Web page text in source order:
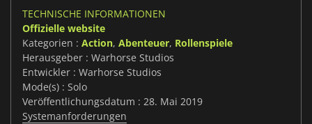
TECHNISCHE INFORMATIONEN
Offizielle website
Kategorien : Action, Abenteuer, Rollenspiele
Herausgeber : Warhorse Studios
Entwickler : Warhorse Studios
Mode(s) : Solo
Veröffentlichungsdatum : 28. Mai 2019
Systemanforderungen